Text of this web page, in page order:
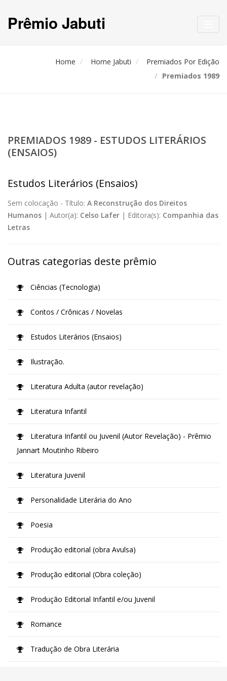
Prêmio Jabuti
Home Home Jabuti
Premiados Por Edição
Premiados 1989
PREMIADOS 1989 - ESTUDOS LITERÁRIOS
(ENSAIOS)
Estudos Literários (Ensaios)
Sem colocação - Título: A Reconstrução dos Direitos
Humanos | Autor(a): Celso Lafer | Editora(s): Companhia das
Letras
Outras categorias deste prêmio
Ciências (Tecnologia)
Contos / Crônicas / Novelas
Estudos Literários (Ensaios)
Ilustração.
Literatura Adulta (autor revelação)
Literatura Infantil
Literatura Infantil ou Juvenil (Autor Revelação) - Prêmio
Jannart Moutinho Ribeiro
Literatura Juvenil
Personalidade Literária do Ano
Poesia
Produção editorial (obra Avulsa)
Produção editorial (Obra coleção)
Produção Editorial Infantil e/ou Juvenil
Romance
Tradução de Obra Literária